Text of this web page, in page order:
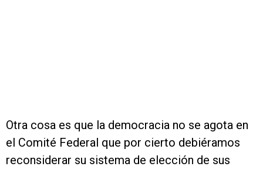
Otra cosa es que la democracia no se agota en
el Comité Federal que por cierto debiéramos
reconsiderar su sistema de elección de sus